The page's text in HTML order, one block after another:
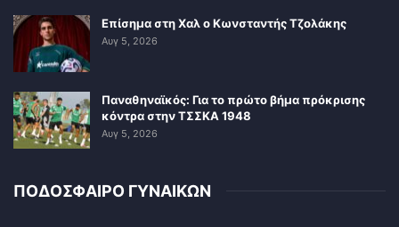
Επίσημα στη Χαλ ο Κωνσταντής Τζολάκης
Αυγ 5, 2026
Παναθηναϊκός: Για το πρώτο βήμα πρόκρισης
κόντρα στην ΤΣΣΚΑ 1948
Αυγ 5, 2026
ΠΟΔΟΣΦΑΙΡΟ ΓΥΝΑΙΚΩΝ